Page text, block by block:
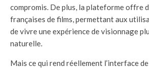
compromis. De plus, la plateforme offre
françaises de films, permettant aux
de vivre une expérience de visionnage
naturelle.
Mais ce qui rend réellement l’interface